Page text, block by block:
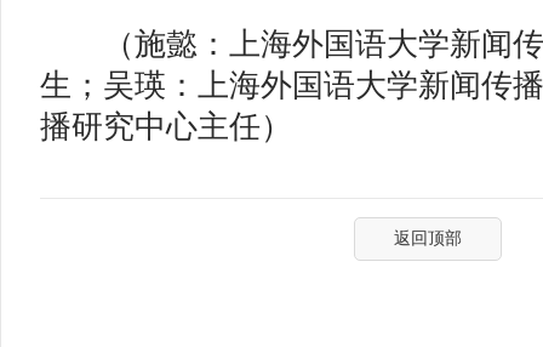
（施懿：上海外国语大学新闻
生；吴瑛：上海外国语大学新闻传
播研究中心主任）
返回顶部